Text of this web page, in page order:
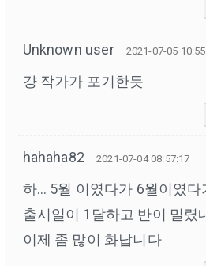
Unknown user 2021-07-05
걍 작가가 포기한듯
hahaha82 2021-07-04 08:57:17
하… 5월 이였다가 6월이였다
출시일이 1달하고 반이 밀렸
이제 좀 많이 화납니다